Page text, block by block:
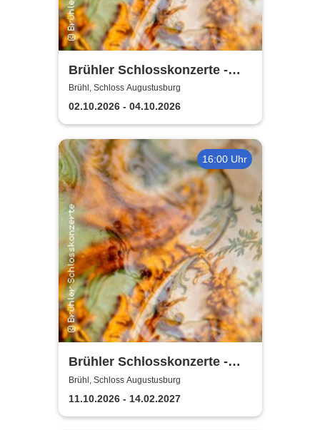
Brühler Schlosskonzerte -
Haydn-Festival 2026
Brühl, Schloss Augustusburg
02.10.2026 - 04.10.2026
16:00 Uhr
Brühler Schlosskonzerte -
Bach um vier 2026/27
Brühl, Schloss Augustusburg
11.10.2026 - 14.02.2027